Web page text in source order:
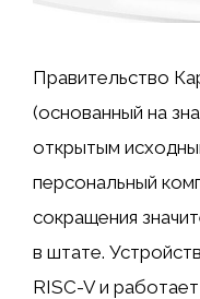
Правительство
(основанный на
открытым
персональный
сокращения
в штате.
RISC-V и